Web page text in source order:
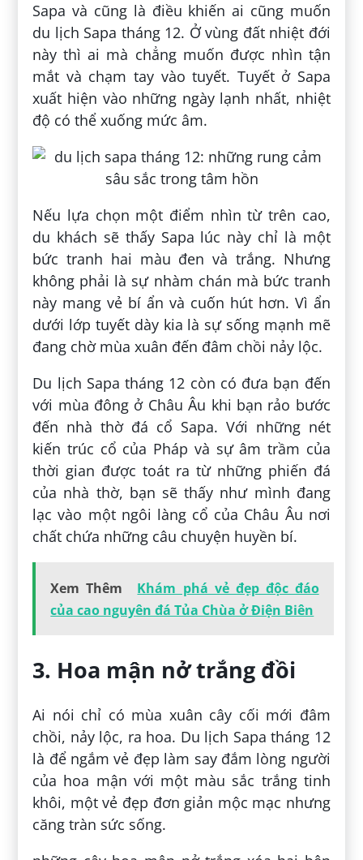
Sapa và cũng là điều khiến ai cũng muốn
du lịch Sapa tháng 12. Ở vùng đất nhiệt đới
này thì ai mà chẳng muốn được nhìn tận
mắt và chạm tay vào tuyết. Tuyết ở Sapa
xuất hiện vào những ngày lạnh nhất, nhiệt
độ có thể xuống mức âm.
Nếu lựa chọn một điểm nhìn từ trên cao,
du khách sẽ thấy Sapa lúc này chỉ là một
bức tranh hai màu đen và trắng. Nhưng
không phải là sự nhàm chán mà bức tranh
này mang vẻ bí ẩn và cuốn hút hơn. Vì ẩn
dưới lớp tuyết dày kia là sự sống mạnh mẽ
đang chờ mùa xuân đến đâm chồi nảy lộc.
Du lịch Sapa tháng 12 còn có đưa bạn đến
với mùa đông ở Châu Âu khi bạn rảo bước
đến nhà thờ đá cổ Sapa. Với những nét
kiến trúc cổ của Pháp và sự âm trầm của
thời gian được toát ra từ những phiến đá
của nhà thờ, bạn sẽ thấy như mình đang
lạc vào một ngôi làng cổ của Châu Âu nơi
chất chứa những câu chuyện huyền bí.
Xem Thêm
Khám phá vẻ đẹp độc đáo
của cao nguyên đá Tủa Chùa ở Điện Biên
3. Hoa mận nở trắng đồi
Ai nói chỉ có mùa xuân cây cối mới đâm
chồi, nảy lộc, ra hoa. Du lịch Sapa tháng 12
là để ngắm vẻ đẹp làm say đắm lòng người
của hoa mận với một màu sắc trắng tinh
khôi, một vẻ đẹp đơn giản mộc mạc nhưng
căng tràn sức sống.